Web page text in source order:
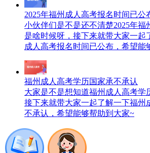
2025年福州成人高考报名时间已公
小伙伴们是不是还不清楚2025年福
是啥时候呀，接下来就带大家一起
成人高考报名时间已公布，希望能
福州成人高考学历国家承不承认
大家是不是想知道福州成人高考学
接下来就带大家一起了解一下福州
不承认，希望能够帮助到大家~